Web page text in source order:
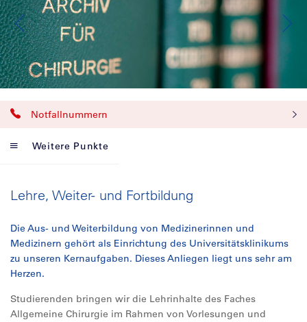
Notfallnummern
Weitere Punkte
Lehre, Weiter- und Fortbildung
Die Aus- und Weiterbildung von Medizinerinnen und
Medizinern gehört als Einrichtung des Universitätsklinikums
zu unseren Kernaufgaben. Dieses Anliegen liegt uns sehr am
Herzen.
Studierenden bringen wir die Lehrinhalte des Faches
Allgemeine Chirurgie im Rahmen von Vorlesungen und